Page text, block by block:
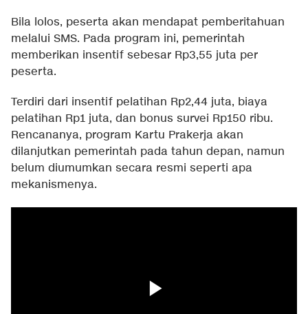
Bila lolos, peserta akan mendapat pemberitahuan
melalui SMS. Pada program ini, pemerintah
memberikan insentif sebesar Rp3,55 juta per
peserta.
Terdiri dari insentif pelatihan Rp2,44 juta, biaya
pelatihan Rp1 juta, dan bonus survei Rp150 ribu.
Rencananya, program Kartu Prakerja akan
dilanjutkan pemerintah pada tahun depan, namun
belum diumumkan secara resmi seperti apa
mekanismenya.